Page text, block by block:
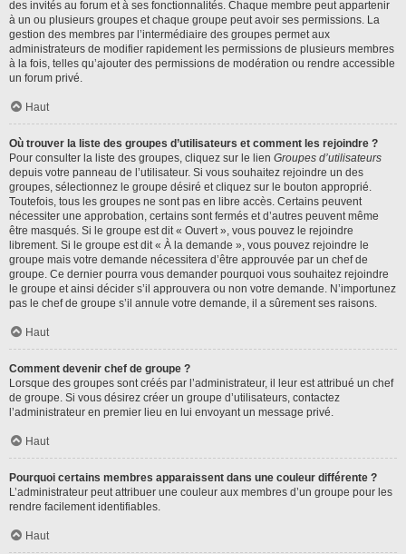
des invités au forum et à ses fonctionnalités. Chaque membre peut appartenir
à un ou plusieurs groupes et chaque groupe peut avoir ses permissions. La
gestion des membres par l’intermédiaire des groupes permet aux
administrateurs de modifier rapidement les permissions de plusieurs membres
à la fois, telles qu’ajouter des permissions de modération ou rendre accessible
un forum privé.
Haut
Où trouver la liste des groupes d’utilisateurs et comment les rejoindre ?
Pour consulter la liste des groupes, cliquez sur le lien Groupes d’utilisateurs
depuis votre panneau de l’utilisateur. Si vous souhaitez rejoindre un des
groupes, sélectionnez le groupe désiré et cliquez sur le bouton approprié.
Toutefois, tous les groupes ne sont pas en libre accès. Certains peuvent
nécessiter une approbation, certains sont fermés et d’autres peuvent même
être masqués. Si le groupe est dit « Ouvert », vous pouvez le rejoindre
librement. Si le groupe est dit « À la demande », vous pouvez rejoindre le
groupe mais votre demande nécessitera d’être approuvée par un chef de
groupe. Ce dernier pourra vous demander pourquoi vous souhaitez rejoindre
le groupe et ainsi décider s’il approuvera ou non votre demande. N’importunez
pas le chef de groupe s’il annule votre demande, il a sûrement ses raisons.
Haut
Comment devenir chef de groupe ?
Lorsque des groupes sont créés par l’administrateur, il leur est attribué un chef
de groupe. Si vous désirez créer un groupe d’utilisateurs, contactez
l’administrateur en premier lieu en lui envoyant un message privé.
Haut
Pourquoi certains membres apparaissent dans une couleur différente ?
L’administrateur peut attribuer une couleur aux membres d’un groupe pour les
rendre facilement identifiables.
Haut